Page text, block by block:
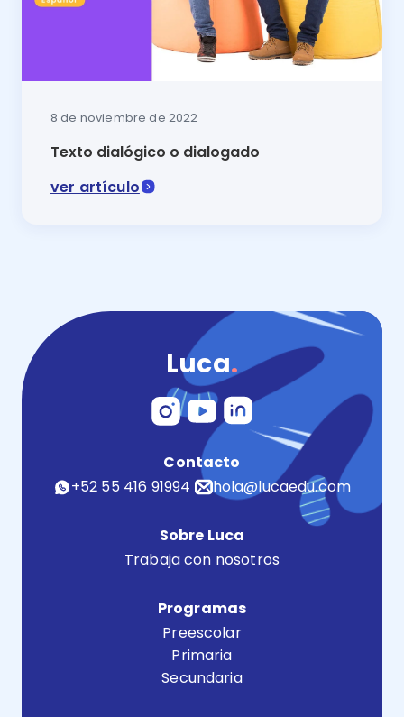
8 de noviembre de 2022
Texto dialógico o dialogado
ver artículo
Luca.
Contacto
+52 55 416 91994
hola@lucaedu.com
Sobre Luca
Trabaja con nosotros
Programas
Preescolar
Primaria
Secundaria